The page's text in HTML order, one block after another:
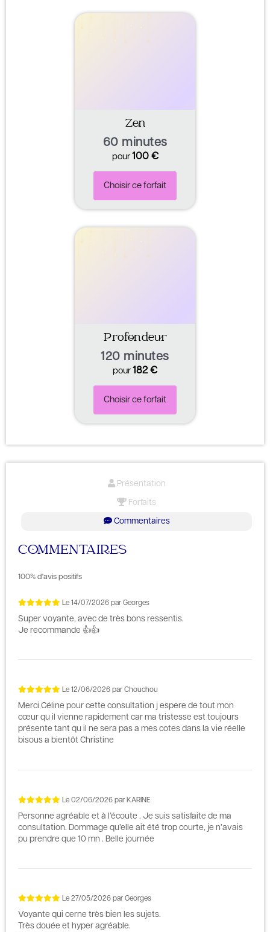
Zen
60 minutes
pour100 €
Choisir ce forfait
Profondeur
120 minutes
pour182 €
Choisir ce forfait
Présentation
Forfaits
Commentaires
COMMENTAIRES
100% d'avis positifs
Le 14/07/2026 par Georges
Super voyante, avec de très bons ressentis.
Je recommande 👍👍
Le 12/06/2026 par Chouchou
Merci Céline pour cette consultation j espere de tout mon
cœur qu il vienne rapidement car ma tristesse est toujours
présente tant qu il ne sera pas a mes cotes dans la vie réelle
bisous a bientôt Christine
Le 02/06/2026 par KARINE
Personne agréable et à l’écoute . Je suis satisfaite de ma
consultation. Dommage qu’elle ait été trop courte, je n’avais
pu prendre que 10 mn . Belle journée
Le 27/05/2026 par Georges
Voyante qui cerne très bien les sujets.
Très douée et hyper agréable.